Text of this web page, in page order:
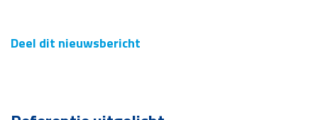
Deel dit nieuwsbericht